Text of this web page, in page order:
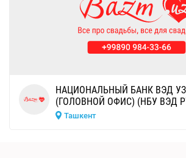
НАЦИОНАЛЬНЫЙ БАНК ВЭД
(ГОЛОВНОЙ ОФИС) (НБУ ВЭД
Ташкент